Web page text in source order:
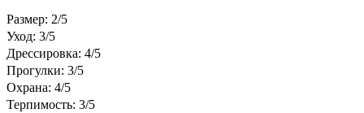
Размер: 2/5
Уход: 3/5
Дрессировка: 4/5
Прогулки: 3/5
Охрана: 4/5
Терпимость: 3/5